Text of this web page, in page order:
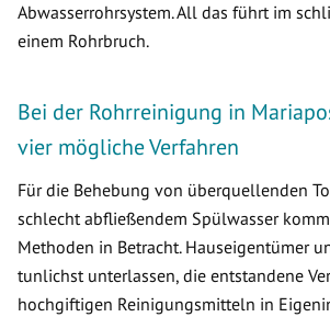
Abwasserrohrsystem. All das führt im
einem Rohrbruch.
Bei der Rohrreinigung in
vier mögliche Verfahren
Für die Behebung von überquellenden
schlecht abfließendem Spülwasser
Methoden in Betracht. Hauseigentümer
tunlichst unterlassen, die entstandene
hochgiftigen Reinigungsmitteln in